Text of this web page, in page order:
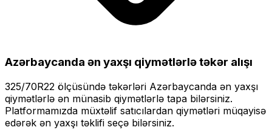
Azərbaycanda ən yaxşı qiymətlərlətəkər alışı
325/70R22 ölçüsündə təkərləri Azərbaycanda ən yaxşı
qiymətlərlə ən münasib qiymətlərlə tapa bilərsiniz.
Platformamızda müxtəlif satıcılardan qiymətləri müqayisə
edərək ən yaxşı təklifi seçə bilərsiniz.